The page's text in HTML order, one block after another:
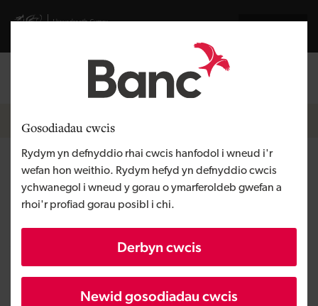
Gosodiadau cwcis
Rydym yn defnyddio rhai cwcis hanfodol i wneud i'r
wefan hon weithio. Rydym hefyd yn defnyddio cwcis
ychwanegol i wneud y gorau o ymarferoldeb gwefan a
rhoi'r profiad gorau posibl i chi.
Derbyn cwcis
Newid gosodiadau cwcis
Visit gov.wales website
Mewngofnodi
Breadcrumb
Newyddion
Forth, busnes gofal iechyd
technegol sydd wedi dechrau
o'r newydd wedi sicrhau
buddsoddiad gan Fanc
Datblygu Cymru